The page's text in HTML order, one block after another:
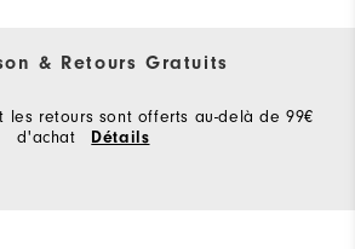
& Retours Gratuits
les retours sont offerts au-delà de 99€
d'achat
Détails